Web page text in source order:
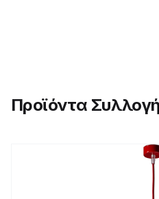
Προϊόντα